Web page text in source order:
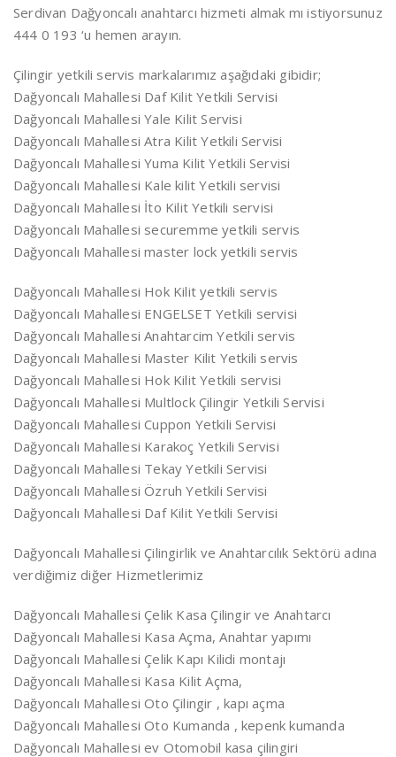
Serdivan Dağyoncalı anahtarcı hizmeti almak mı istiyorsunuz
444 0 193 ‘u hemen arayın.
Çilingir yetkili servis markalarımız aşağıdaki gibidir;
Dağyoncalı Mahallesi Daf Kilit Yetkili Servisi
Dağyoncalı Mahallesi Yale Kilit Servisi
Dağyoncalı Mahallesi Atra Kilit Yetkili Servisi
Dağyoncalı Mahallesi Yuma Kilit Yetkili Servisi
Dağyoncalı Mahallesi Kale kilit Yetkili servisi
Dağyoncalı Mahallesi İto Kilit Yetkili servisi
Dağyoncalı Mahallesi securemme yetkili servis
Dağyoncalı Mahallesi master lock yetkili servis
Dağyoncalı Mahallesi Hok Kilit yetkili servis
Dağyoncalı Mahallesi ENGELSET Yetkili servisi
Dağyoncalı Mahallesi Anahtarcim Yetkili servis
Dağyoncalı Mahallesi Master Kilit Yetkili servis
Dağyoncalı Mahallesi Hok Kilit Yetkili servisi
Dağyoncalı Mahallesi Multlock Çilingir Yetkili Servisi
Dağyoncalı Mahallesi Cuppon Yetkili Servisi
Dağyoncalı Mahallesi Karakoç Yetkili Servisi
Dağyoncalı Mahallesi Tekay Yetkili Servisi
Dağyoncalı Mahallesi Özruh Yetkili Servisi
Dağyoncalı Mahallesi Daf Kilit Yetkili Servisi
Dağyoncalı Mahallesi Çilingirlik ve Anahtarcılık Sektörü adına
verdiğimiz diğer Hizmetlerimiz
Dağyoncalı Mahallesi Çelik Kasa Çilingir ve Anahtarcı
Dağyoncalı Mahallesi Kasa Açma, Anahtar yapımı
Dağyoncalı Mahallesi Çelik Kapı Kilidi montajı
Dağyoncalı Mahallesi Kasa Kilit Açma,
Dağyoncalı Mahallesi Oto Çilingir , kapı açma
Dağyoncalı Mahallesi Oto Kumanda , kepenk kumanda
Dağyoncalı Mahallesi ev Otomobil kasa çilingiri